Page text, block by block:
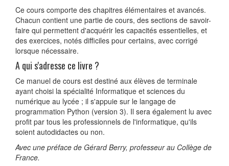
Ce cours comporte des chapitres élémentaires et avancés.
Chacun contient une partie de cours, des sections de savoir-
faire qui permettent d'acquérir les capacités essentielles, et
des exercices, notés difficiles pour certains, avec corrigé
lorsque nécessaire.
A qui s'adresse ce livre ?
Ce manuel de cours est destiné aux élèves de terminale
ayant choisi la spécialité Informatique et sciences du
numérique au lycée ; il s'appuie sur le langage de
programmation Python (version 3). Il sera également lu avec
profit par tous les professionnels de l'informatique, qu'ils
soient autodidactes ou non.
Avec une préface de Gérard Berry, professeur au Collège de
France.